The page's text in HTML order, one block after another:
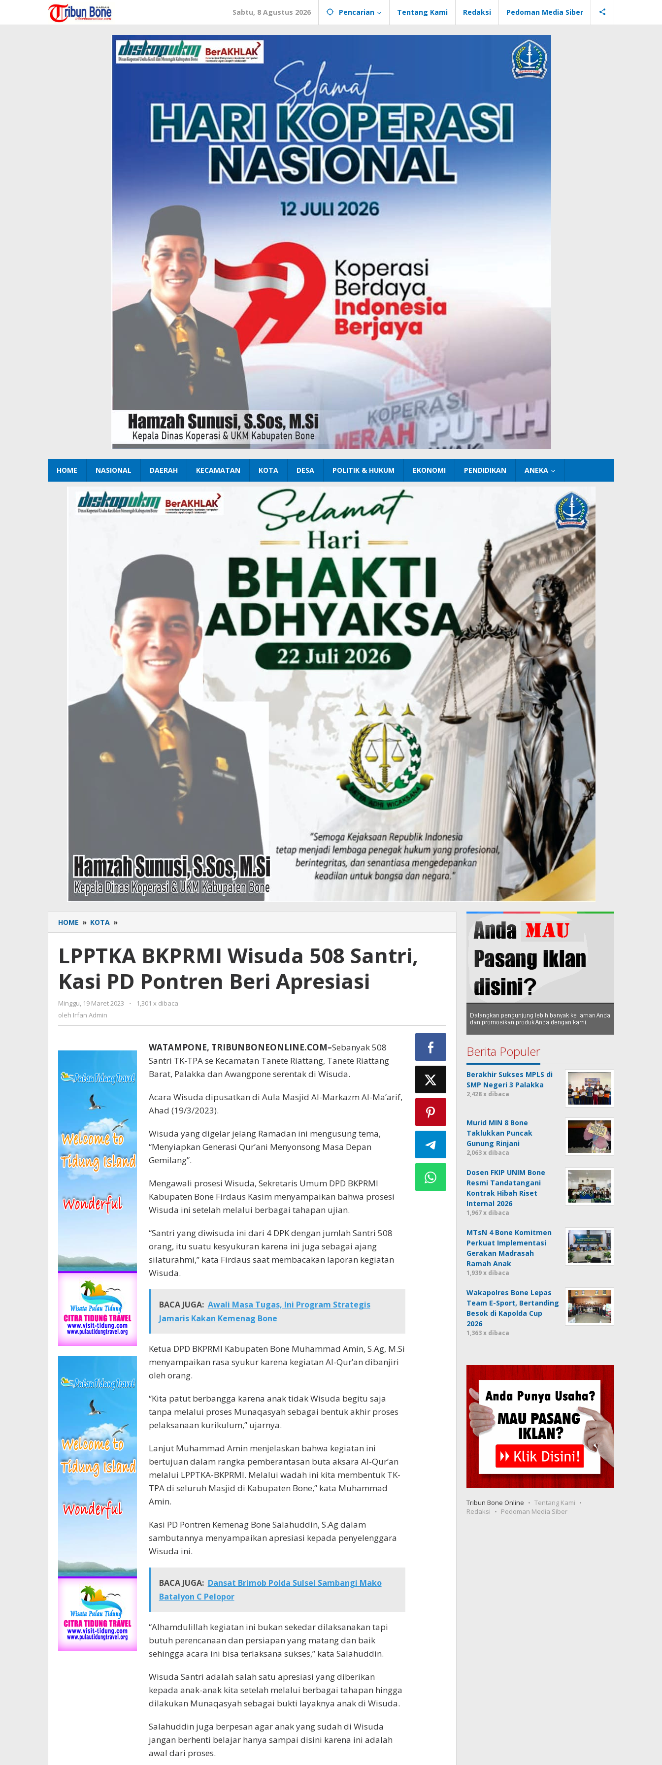
konten
Sabtu, 8 Agustus 2026 Pencarian Tentang Kami Redaksi Pedoman Media Siber
HOME NASIONAL DAERAH KECAMATAN KOTA DESA POLITIK & HUKUM EKONOMI PENDIDIKAN ANEKA
HOME » KOTA »
BKPRMI
508
Santri,
Kasi
PD
Beri
LPPTKA BKPRMI Wisuda 508 Santri,
Kasi PD Pontren Beri Apresiasi
Minggu, 19 Maret 2023
oleh
-
1,301 x dibaca
oleh Irfan Admin
WATAMPONE, TRIBUNBONEONLINE.COM–Sebanyak 508
Santri TK-TPA se Kecamatan Tanete Riattang, Tanete Riattang
Barat, Palakka dan Awangpone serentak di Wisuda.
Acara Wisuda dipusatkan di Aula Masjid Al-Markazm Al-Ma’arif,
Ahad (19/3/2023).
Wisuda yang digelar jelang Ramadan ini mengusung tema,
“Menyiapkan Generasi Qur’ani Menyonsong Masa Depan
Gemilang”.
Mengawali prosesi Wisuda, Sekretaris Umum DPD BKPRMI
Kabupaten Bone Firdaus Kasim menyampaikan bahwa prosesi
Wisuda ini setelah melalui berbagai tahapan ujian.
“Santri yang diwisuda ini dari 4 DPK dengan jumlah Santri 508
orang, itu suatu kesyukuran karena ini juga sebagai ajang
silaturahmi,” kata Firdaus saat membacakan laporan kegiatan
Wisuda.
BACA JUGA: Awali Masa Tugas, Ini Program Strategis
Jamaris Kakan Kemenag Bone
Ketua DPD BKPRMI Kabupaten Bone Muhammad Amin, S.Ag, M.Si
menyampaikan rasa syukur karena kegiatan Al-Qur’an dibanjiri
oleh orang.
“Kita patut berbangga karena anak tidak Wisuda begitu saja
tanpa melalui proses Munaqasyah sebagai bentuk akhir proses
pelaksanaan kurikulum,” ujarnya.
Lanjut Muhammad Amin menjelaskan bahwa kegiatan ini
bertujuan dalam rangka pemberantasan buta aksara Al-Qur’an
melalui LPPTKA-BKPRMI. Melalui wadah ini kita membentuk TK-
TPA di seluruh Masjid di Kabupaten Bone,” kata Muhammad
Amin.
Kasi PD Pontren Kemenag Bone Salahuddin, S.Ag dalam
sambutannya menyampaikan apresiasi kepada penyelenggara
Wisuda ini.
BACA JUGA: Dansat Brimob Polda Sulsel Sambangi Mako
Batalyon C Pelopor
“Alhamdulillah kegiatan ini bukan sekedar dilaksanakan tapi
butuh perencanaan dan persiapan yang matang dan baik
sehingga acara ini bisa terlaksana sukses,” kata Salahuddin.
Wisuda Santri adalah salah satu apresiasi yang diberikan
kepada anak-anak kita setelah melalui berbagai tahapan hingga
dilakukan Munaqasyah sebagai bukti layaknya anak di Wisuda.
Salahuddin juga berpesan agar anak yang sudah di Wisuda
jangan berhenti belajar hanya sampai disini karena ini adalah
awal dari proses.
Berita Populer
Berakhir Sukses MPLS di
SMP Negeri 3 Palakka
2,428 x dibaca
Murid MIN 8 Bone
Taklukkan Puncak
Gunung Rinjani
2,063 x dibaca
Dosen FKIP UNIM Bone
Resmi Tandatangani
Kontrak Hibah Riset
Internal 2026
1,967 x dibaca
MTsN 4 Bone Komitmen
Perkuat Implementasi
Gerakan Madrasah
Ramah Anak
1,939 x dibaca
Wakapolres Bone Lepas
Team E-Sport, Bertanding
Besok di Kapolda Cup
2026
1,363 x dibaca
Tribun Bone Online
Tentang Kami
Redaksi
Pedoman Media Siber